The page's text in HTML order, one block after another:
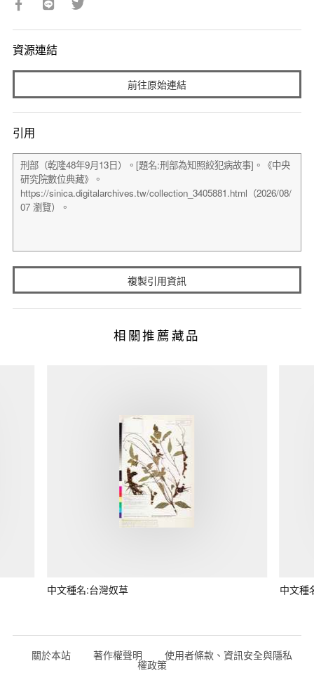
資源連結
前往原始連結
引用
複製引用資訊
相關推薦藏品
中文種名:台灣奴草 中文種
關於本站 著作權聲明 使用者條款、資訊安全與隱私
權政策